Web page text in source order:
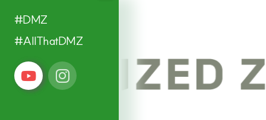
#DMZ
#AllThatDMZ